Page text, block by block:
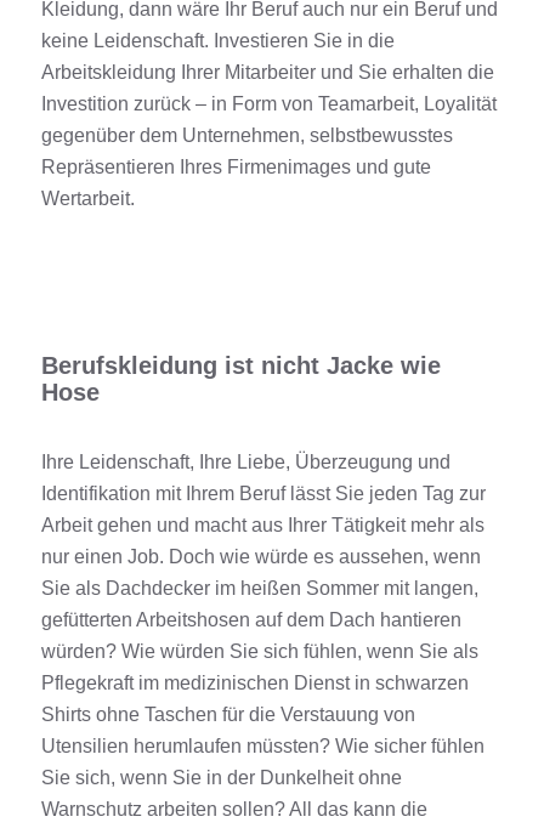
Kleidung, dann wäre Ihr Beruf auch nur ein Beruf und
keine Leidenschaft. Investieren Sie in die
Arbeitskleidung Ihrer Mitarbeiter und Sie erhalten die
Investition zurück – in Form von Teamarbeit, Loyalität
gegenüber dem Unternehmen, selbstbewusstes
Repräsentieren Ihres Firmenimages und gute
Wertarbeit.
Berufskleidung ist nicht Jacke wie
Hose
Ihre Leidenschaft, Ihre Liebe, Überzeugung und
Identifikation mit Ihrem Beruf lässt Sie jeden Tag zur
Arbeit gehen und macht aus Ihrer Tätigkeit mehr als
nur einen Job. Doch wie würde es aussehen, wenn
Sie als Dachdecker im heißen Sommer mit langen,
gefütterten Arbeitshosen auf dem Dach hantieren
würden? Wie würden Sie sich fühlen, wenn Sie als
Pflegekraft im medizinischen Dienst in schwarzen
Shirtsohne Taschen für die Verstauung von
Utensilien herumlaufen müssten? Wie sicher fühlen
Sie sich, wenn Sie in der Dunkelheit ohne
Warnschutz arbeiten sollen? All das kann die